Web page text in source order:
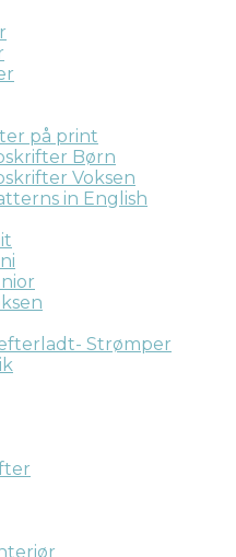
på print
Børn
Voksen
in English
Strømper